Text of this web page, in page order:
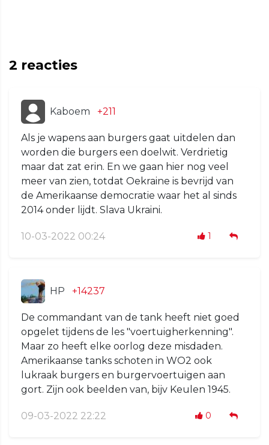
2 reacties
Kaboem +211
Als je wapens aan burgers gaat uitdelen dan
worden die burgers een doelwit. Verdrietig
maar dat zat erin. En we gaan hier nog veel
meer van zien, totdat Oekraine is bevrijd van
de Amerikaanse democratie waar het al sinds
2014 onder lijdt. Slava Ukraini.
10-03-2022 00:24 1
HP +14237
De commandant van de tank heeft niet goed
opgelet tijdens de les "voertuigherkenning".
Maar zo heeft elke oorlog deze misdaden.
Amerikaanse tanks schoten in WO2 ook
lukraak burgers en burgervoertuigen aan
gort. Zijn ook beelden van, bijv Keulen 1945.
09-03-2022 22:22 0